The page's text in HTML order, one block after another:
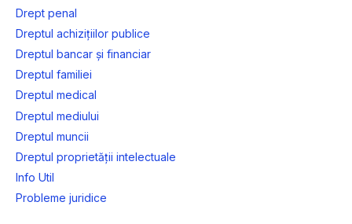
Drept penal
Dreptul achizițiilor publice
Dreptul bancar și financiar
Dreptul familiei
Dreptul medical
Dreptul mediului
Dreptul muncii
Dreptul proprietății intelectuale
Info Util
Probleme juridice